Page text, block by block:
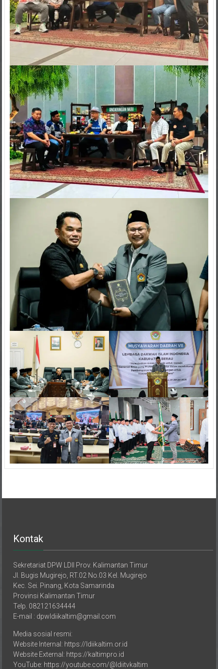
Jl. Bugis Mugirejo, RT.02 No.03 Kel. Mugirejo
Kec. Sei. Pinang, Kota Samarinda
Provinsi Kalimantan Timur
Telp. 082121634444
E-mail : dpwldiikaltim@gmail.com
Website Internal: https://ldiikaltim.or.id
Website External: https://kaltimpro.id
YouTube: https://youtube.com/@ldiitvkaltim
Facebook: https://www.facebook.com/ldiitv.kaltim/